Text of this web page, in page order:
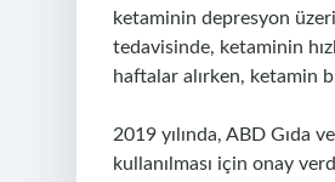
ketaminin depresyon
tedavisinde, ketaminin
haftalar alırken, ketamin
2019 yılında, ABD Gıda
kullanılması için onay